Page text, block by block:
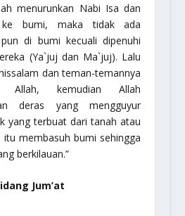
menurunkan Nabi Isa dan
ke bumi, maka tidak ada
di bumi kecuali dipenuhi
(Ya`juj dan Ma`juj). Lalu
dan teman-temannya
Allah, kemudian Allah
deras yang mengguyur
yang terbuat dari tanah atau
itu membasuh bumi sehingga
berkilauan.”
Jum’at